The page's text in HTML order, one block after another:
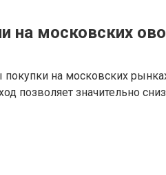
на московских
покупки на московских
позволяет значительно